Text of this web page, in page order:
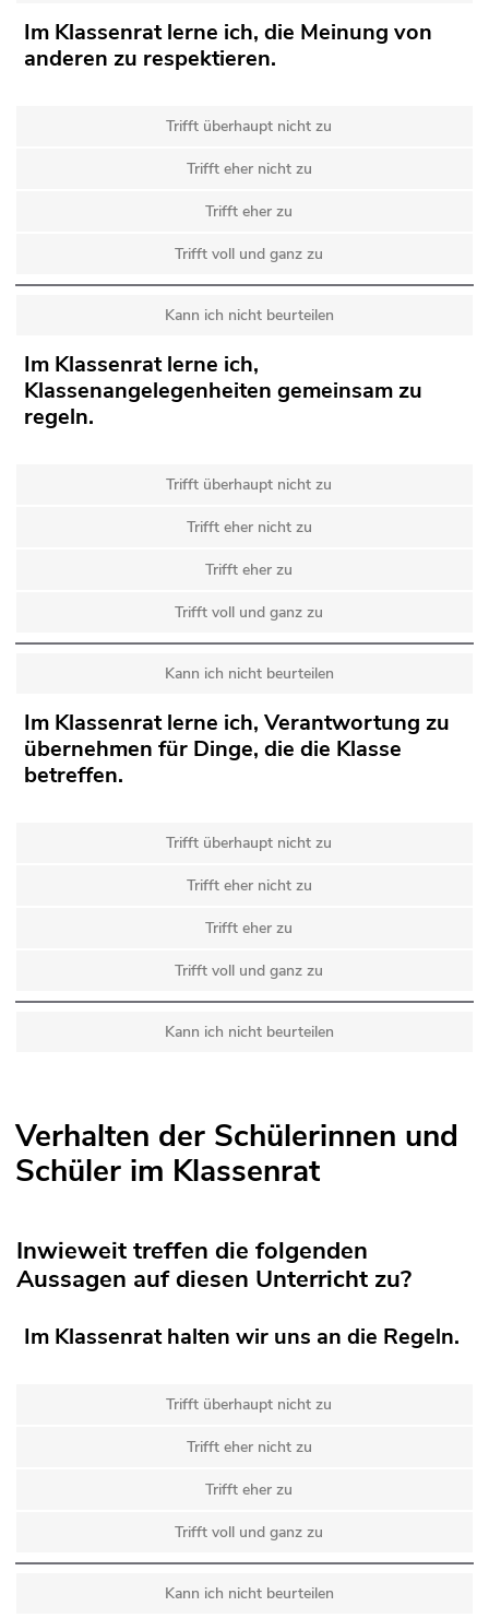
Im Klassenrat lerne ich, die Meinung von
anderen zu respektieren.
Trifft überhaupt nicht zu
Trifft eher nicht zu
Trifft eher zu
Trifft voll und ganz zu
Kann ich nicht beurteilen
Im Klassenrat lerne ich,
Klassenangelegenheiten gemeinsam zu
regeln.
Trifft überhaupt nicht zu
Trifft eher nicht zu
Trifft eher zu
Trifft voll und ganz zu
Kann ich nicht beurteilen
Im Klassenrat lerne ich, Verantwortung zu
übernehmen für Dinge, die die Klasse
betreffen.
Trifft überhaupt nicht zu
Trifft eher nicht zu
Trifft eher zu
Trifft voll und ganz zu
Kann ich nicht beurteilen
Verhalten der Schülerinnen und
Schüler im Klassenrat
Inwieweit treffen die folgenden
Aussagen auf diesen Unterricht zu?
Im Klassenrat halten wir uns an die Regeln.
Trifft überhaupt nicht zu
Trifft eher nicht zu
Trifft eher zu
Trifft voll und ganz zu
Kann ich nicht beurteilen